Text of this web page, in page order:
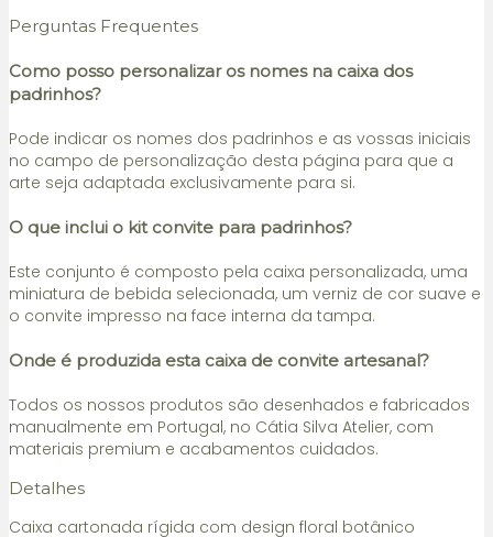
Perguntas Frequentes
Como posso personalizar os nomes na caixa dos
padrinhos?
Pode indicar os nomes dos padrinhos e as vossas iniciais
no campo de personalização desta página para que a
arte seja adaptada exclusivamente para si.
O que inclui o kit convite para padrinhos?
Este conjunto é composto pela caixa personalizada, uma
miniatura de bebida selecionada, um verniz de cor suave e
o convite impresso na face interna da tampa.
Onde é produzida esta caixa de convite artesanal?
Todos os nossos produtos são desenhados e fabricados
manualmente em Portugal, no Cátia Silva Atelier, com
materiais premium e acabamentos cuidados.
Detalhes
Caixa cartonada rígida com design floral botânico